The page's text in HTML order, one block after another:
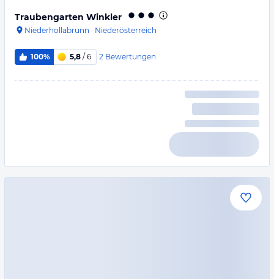
Traubengarten Winkler
Niederhollabrunn · Niederösterreich
100% 5,8 / 6 2 Bewertungen